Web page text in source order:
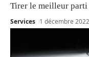
Tirer le meilleur parti
Services 1 décembre 2022